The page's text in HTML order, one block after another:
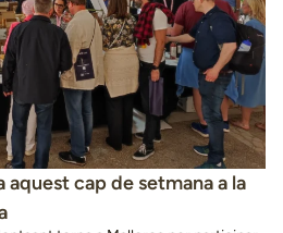
aquest cap de setmana a la